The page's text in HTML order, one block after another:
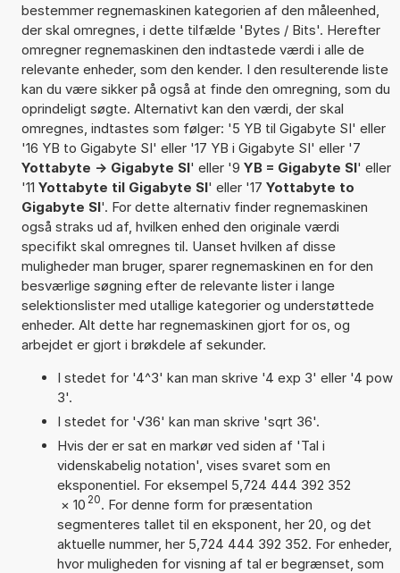
bestemmer regnemaskinen kategorien af den måleenhed,
der skal omregnes, i dette tilfælde 'Bytes / Bits'. Herefter
omregner regnemaskinen den indtastede værdi i alle de
relevante enheder, som den kender. I den resulterende liste
kan du være sikker på også at finde den omregning, som du
oprindeligt søgte. Alternativt kan den værdi, der skal
omregnes, indtastes som følger: '5 YB til Gigabyte SI' eller
'16 YB to Gigabyte SI' eller '17 YB i Gigabyte SI' eller '7
Yottabyte -> Gigabyte SI' eller '9 YB = Gigabyte SI' eller
'11 Yottabyte til Gigabyte SI' eller '17 Yottabyte to
Gigabyte SI'. For dette alternativ finder regnemaskinen
også straks ud af, hvilken enhed den originale værdi
specifikt skal omregnes til. Uanset hvilken af disse
muligheder man bruger, sparer regnemaskinen en for den
besværlige søgning efter de relevante lister i lange
selektionslister med utallige kategorier og understøttede
enheder. Alt dette har regnemaskinen gjort for os, og
arbejdet er gjort i brøkdele af sekunder.
I stedet for '4^3' kan man skrive '4 exp 3' eller '4 pow
3'.
I stedet for '√36' kan man skrive 'sqrt 36'.
Hvis der er sat en markør ved siden af 'Tal i
videnskabelig notation', vises svaret som en
eksponentiel. For eksempel 5,724 444 392 352
× 10 20. For denne form for præsentation
segmenteres tallet til en eksponent, her 20, og det
aktuelle nummer, her 5,724 444 392 352. For enheder,
hvor muligheden for visning af tal er begrænset, som